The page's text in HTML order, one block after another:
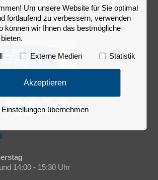
FÜR ÄRZTLICHE KOLLEGINNEN UND
14:00 - 15:30 Uhr
Um unsere Website für Sie optimal
fortlaufend zu verbessern, verwenden
können wir Ihnen das bestmögliche
Externe Medien Statistik
Akzeptieren
Einstellungen übernehmen